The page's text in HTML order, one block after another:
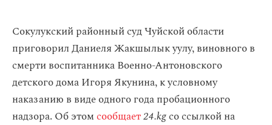
Сокулукский районный суд Чуйской области
приговорил Даниеля Жакшылык уулу, виновного в
смерти воспитанника Военно-Антоновского
детского дома Игоря Якунина, к условному
наказанию в виде одного года пробационного
надзора. Об этомсообщает24.kgсо ссылкой на